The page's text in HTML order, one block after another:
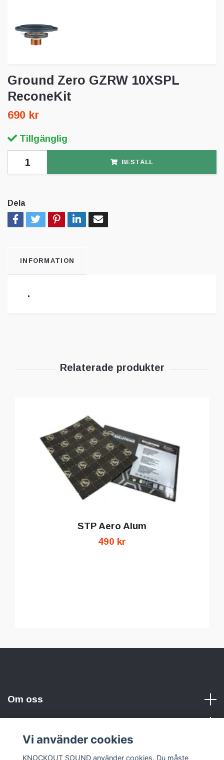
Ground Zero GZRW 10XSPL
ReconeKit
690 kr
Tillgänglig
BESTÄLL
Dela
INFORMATION
.
STP Aero Alum
490 kr
Om oss
Sociala medier
Vi använder cookies
KNOCKOUT SOUND använder cookies. Du måste